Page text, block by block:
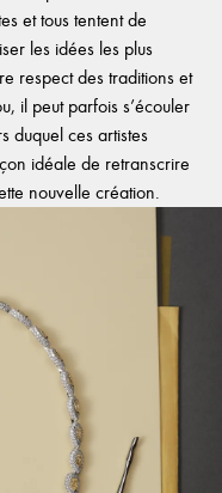
et tous tentent de
les idées les plus
respect des traditions et
il peut parfois s’écouler
duquel ces artistes
idéale de retranscrire
nouvelle création.